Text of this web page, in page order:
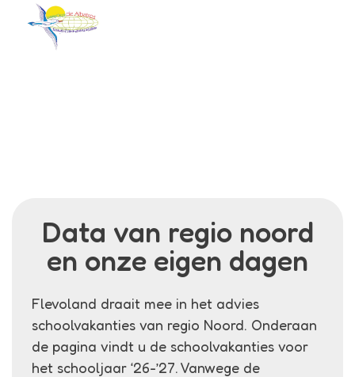
Albatros
Vakanties en vrije dagen
Data van regio noord
en onze eigen dagen
Flevoland draait mee in het advies
schoolvakanties van regio Noord. Onderaan
de pagina vindt u de schoolvakanties voor
het schooljaar ‘26-’27. Vanwege de